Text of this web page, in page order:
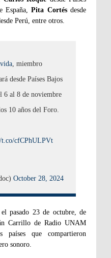
España,Pita Cortésdesde
Perú, entre otros.
, miembro
desde Países Bajos
6 al 8 de noviembre
10 años del Foro.
t.co/cfCPhULPVt
October 28, 2024
pasado 23 de octubre, de
Carrillo de Radio UNAM
que compartieron
sonoro.